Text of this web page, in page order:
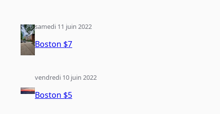
Boston $7
samedi 11 juin 2022
Boston $5
vendredi 10 juin 2022